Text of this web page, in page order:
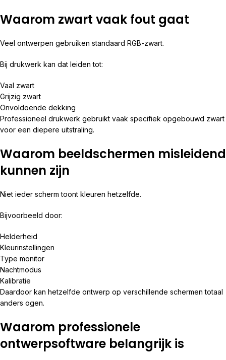
Waarom zwart vaak fout gaat
Veel ontwerpen gebruiken standaard RGB-zwart.
Bij drukwerk kan dat leiden tot:
Vaal zwart
Grijzig zwart
Onvoldoende dekking
Professioneel drukwerk gebruikt vaak specifiek opgebouwd zwart
voor een diepere uitstraling.
Waarom beeldschermen misleidend
kunnen zijn
Niet ieder scherm toont kleuren hetzelfde.
Bijvoorbeeld door:
Helderheid
Kleurinstellingen
Type monitor
Nachtmodus
Kalibratie
Daardoor kan hetzelfde ontwerp op verschillende schermen totaal
anders ogen.
Waarom professionele
ontwerpsoftware belangrijk is